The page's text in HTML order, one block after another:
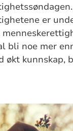
er
bli noe mer
økt kunnskap,